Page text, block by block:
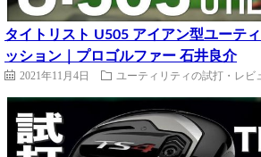
タイトリスト U505 アイアン型ユーテ
ッション｜プロゴルファー 石井良介
2021年11月4日 ユーティリティの試打・レビ